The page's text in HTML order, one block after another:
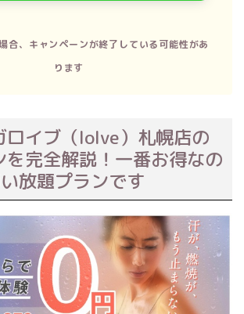
合、キャンペーンが終了している可能性があ
ります
ロイブ（loIve）札幌店の
を完全解説！一番お得なの
放題プランです